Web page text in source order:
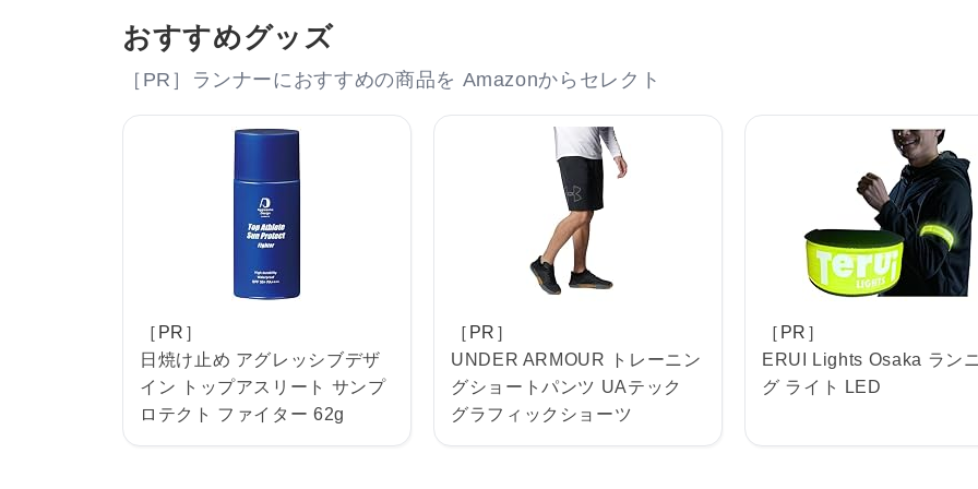
おすすめグッズ
［PR］ランナーにおすすめの商品を Amazonからセレクト
［PR］
日焼け止め アグレッシブデザ
イン トップアスリート サンプ
ロテクト ファイター 62g
［PR］
UNDER ARMOUR トレーニン
グショートパンツ UAテック
グラフィックショーツ
［PR］
ERUI Lights Osaka ラン
グ ライト LED